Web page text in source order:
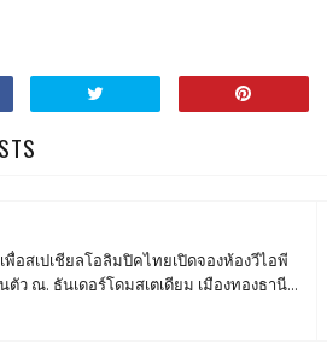
อสเปเชียลโอลิมปิคไทยเปิดจองห้องวีไอพี
ว ณ. ธันเดอร์โดมสเตเดียม เมืองทองธานี...